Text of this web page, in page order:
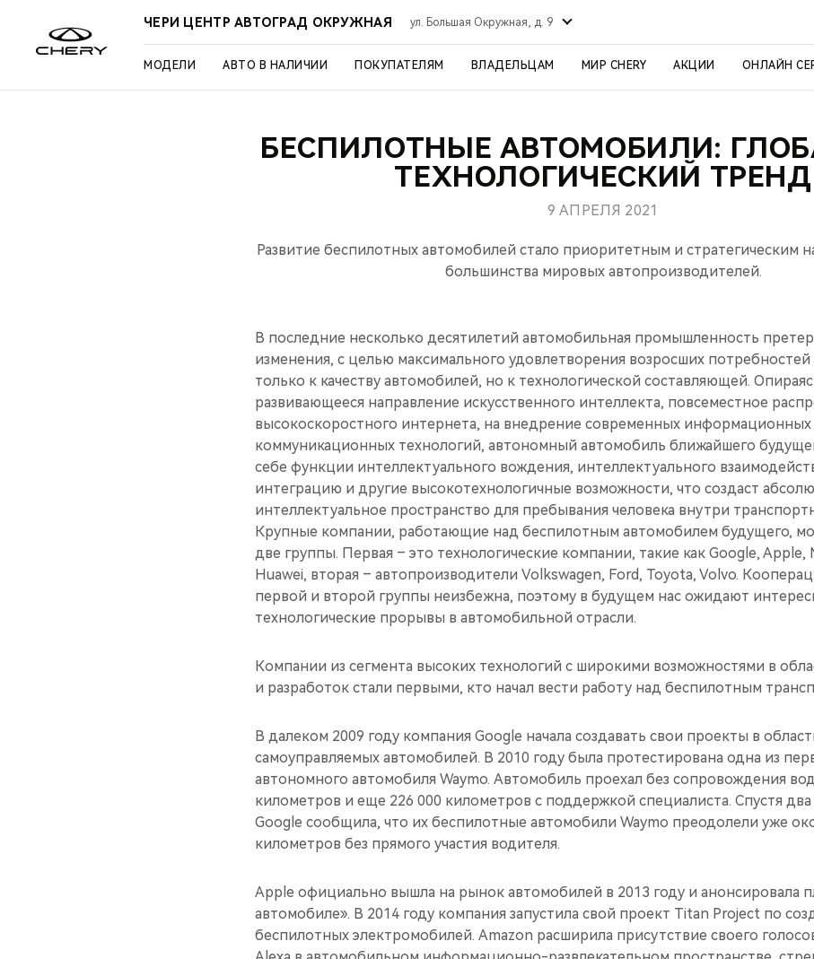
ЧЕРИ ЦЕНТР АВТОГРАД ОКРУЖНАЯ ул. Большая Окружная, д. 9
МОДЕЛИ АВТО В НАЛИЧИИ ПОКУПАТЕЛЯМ ВЛАДЕЛЬЦАМ МИР CHERY АКЦИИ ОНЛАЙН
БЕСПИЛОТНЫЕ АВТОМОБИЛИ:
ТЕХНОЛОГИЧЕСКИЙ ТРЕНД
9 АПРЕЛЯ 2021
Развитие беспилотных автомобилей стало приоритетным и стратегическим
большинства мировых автопроизводителей.
В последние несколько десятилетий автомобильная промышленность
изменения, c целью максимального удовлетворения возросших
только к качеству автомобилей, но к технологической составляющей.
развивающееся направление искусственного интеллекта, повсеместное
высокоскоростного интернета, на внедрение современных информационных
коммуникационных технологий, автономный автомобиль ближайшего
себе функции интеллектуального вождения, интеллектуального
интеграцию и другие высокотехнологичные возможности, что создаст
интеллектуальное пространство для пребывания человека внутри
Крупные компании, работающие над беспилотным автомобилем будущего,
две группы. Первая – это технологические компании, такие как Google, Apple,
Huawei, вторая – автопроизводители Volkswagen, Ford, Toyota, Volvo.
первой и второй группы неизбежна, поэтому в будущем нас ожидают
технологические прорывы в автомобильной отрасли.
Компании из сегмента высоких технологий с широкими возможностями в
и разработок стали первыми, кто начал вести работу над беспилотным
В далеком 2009 году компания Google начала создавать свои проекты в
самоуправляемых автомобилей. В 2010 году была протестирована одна из
автономного автомобиля Waymo. Автомобиль проехал без сопровождения
километров и еще 226 000 километров с поддержкой специалиста. Спустя два
Google сообщила, что их беспилотные автомобили Waymo преодолели уже
километров без прямого участия водителя.
Apple официально вышла на рынок автомобилей в 2013 году и анонсировала
автомобиле». В 2014 году компания запустила свой проект Titan Project по
беспилотных электромобилей. Amazon расширила присутствие своего